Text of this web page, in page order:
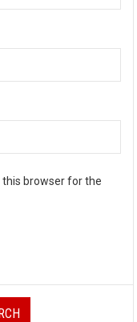
this browser for the